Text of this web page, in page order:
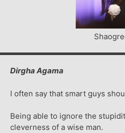
Dirgha Agama
I often say that smart guys
Being able to ignore the
cleverness of a wise man.